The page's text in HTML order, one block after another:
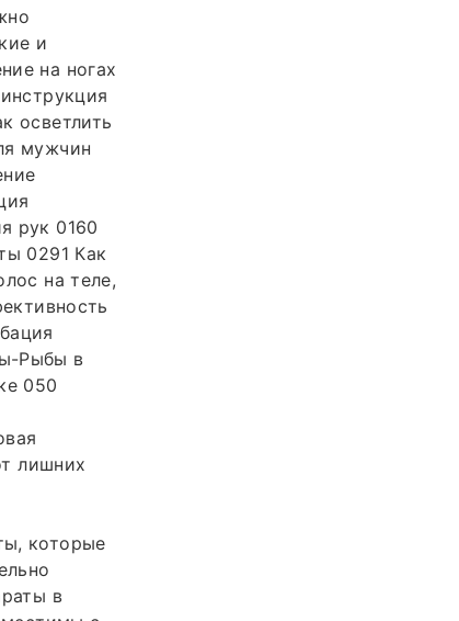
и
на ногах
осветлить
мужчин
рук 0160
0291 Как
на теле,
Рыбы в
050
лишних
которые
в